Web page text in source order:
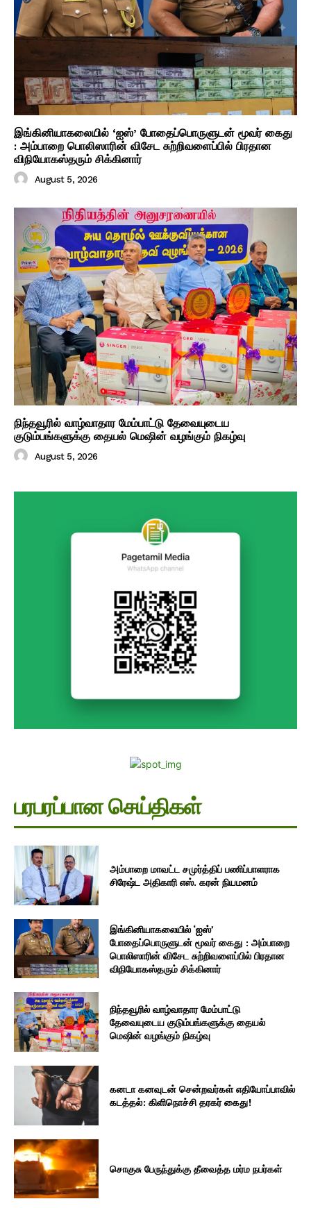
இங்கினியாகலையில் ‘ஐஸ்’ போதைப்பொருளுடன் மூவர் கைது
: அம்பாறை பொலிஸாரின் விசேட சுற்றிவளைப்பில் பிரதான
விநியோகஸ்தரும் சிக்கினார்
August 5, 2026
நிந்தவூரில் வாழ்வாதார மேம்பாட்டு தேவையுடைய
குடும்பங்களுக்கு தையல் மெஷின் வழங்கும் நிகழ்வு
August 5, 2026
பரபரப்பான செய்திகள்
அம்பாறை மாவட்ட சமுர்த்திப் பணிப்பாளராக
சிரேஷ்ட அதிகாரி எஸ். கரன் நியமனம்
இங்கினியாகலையில் ‘ஐஸ்’
போதைப்பொருளுடன் மூவர் கைது : அம்பாறை
பொலிஸாரின் விசேட சுற்றிவளைப்பில் பிரதான
விநியோகஸ்தரும் சிக்கினார்
நிந்தவூரில் வாழ்வாதார மேம்பாட்டு
தேவையுடைய குடும்பங்களுக்கு தையல்
மெஷின் வழங்கும் நிகழ்வு
கனடா கனவுடன் சென்றவர்கள் எதியோப்பாவில்
கடத்தல்: கிளிநொச்சி தரகர் கைது!
சொகுசு பேருந்துக்கு தீவைத்த மர்ம நபர்கள்